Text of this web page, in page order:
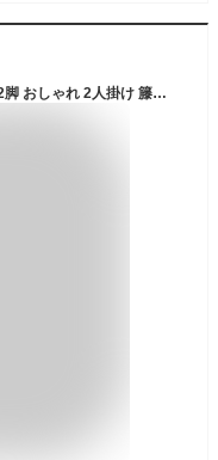
チェア2脚組のページです ガーデンチェア 2脚 おしゃれ 2人掛け 籐風 ラタン調 積み重ね スタッキング 省スペース 収納 カフェ アジアン テラス 庭造り あす楽